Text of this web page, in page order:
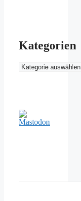
Kategorien
Kategorien